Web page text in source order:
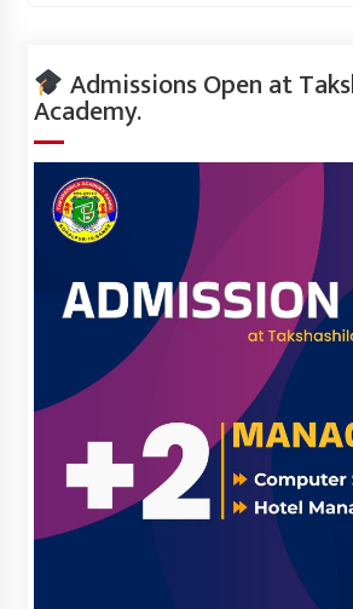
Admissions Open at
Academy.